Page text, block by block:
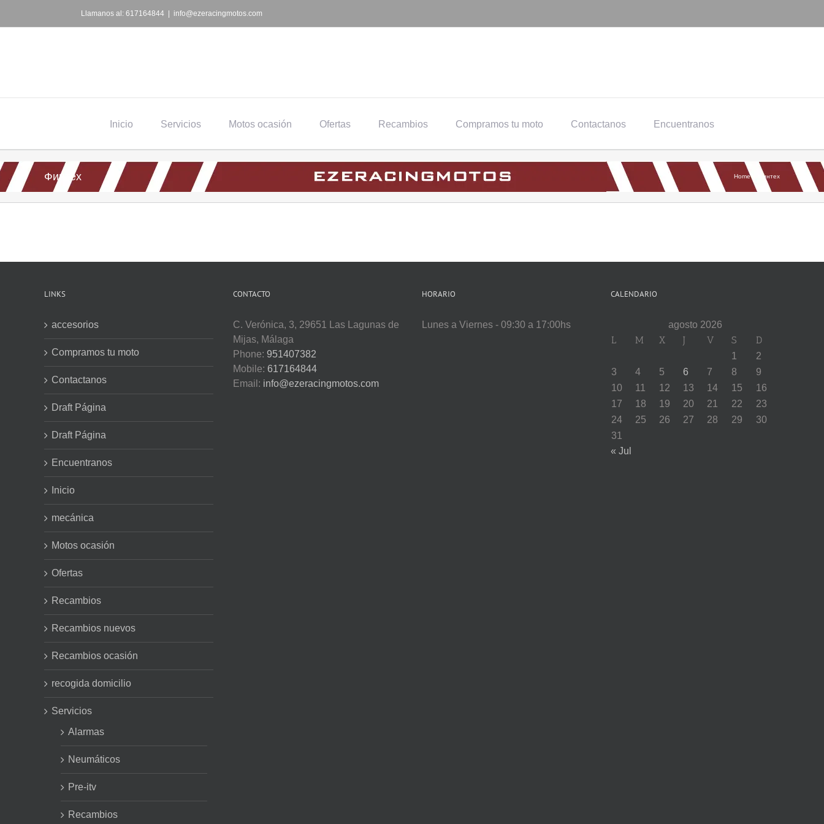
Llamanos al: 617164844 info@ezeracingmotos.com
Inicio Servicios Motos ocasión Ofertas Recambios Compramos tu moto Contactanos Encuentranos
Финтех Home» Финтех
LINKS
accesorios
Compramos tu moto
Contactanos
Draft Página
Draft Página
Encuentranos
Inicio
mecánica
Motos ocasión
Ofertas
Recambios
Recambios nuevos
Recambios ocasión
recogida domicilio
Servicios
Alarmas
Neumáticos
Pre-itv
Recambios
CONTACTO
C. Verónica, 3, 29651 Las Lagunas de
Mijas, Málaga
Phone: 951407382
Mobile: 617164844
Email: info@ezeracingmotos.com
HORARIO
Lunes a Viernes - 09:30 a 17:00hs
CALENDARIO
agosto 2026
L M X J V S D
1
2
3
4 5 6 7 8
9
10
11 12 13 14 15
16
17
18 19 20 21 22
23
24
25 26 27 28 29
30
31
« Jul